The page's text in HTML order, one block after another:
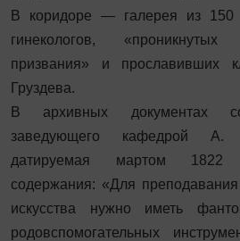
В коридоре — галерея из 150
гинекологов,
призвания» и прославивших
Груздева.
В архивных документах
заведующего кафедрой А.
датируемая мартом 1822
содержания: «Для
искусства нужно иметь
родовспомогательных